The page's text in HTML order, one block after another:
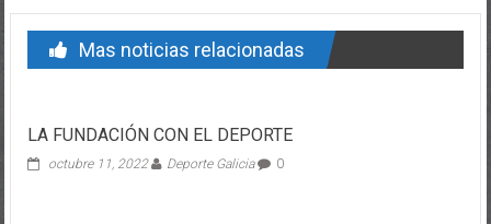
Mas noticias relacionadas
LA FUNDACIÓN CON EL DEPORTE
octubre 11, 2022 Deporte Galicia 0